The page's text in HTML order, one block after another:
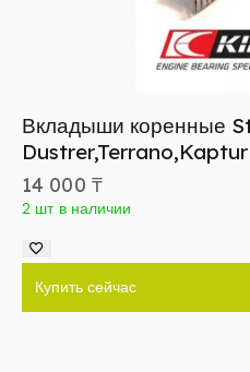
Вкладыши коренные
14 000 ₸
2 шт в наличии
Купить сейчас